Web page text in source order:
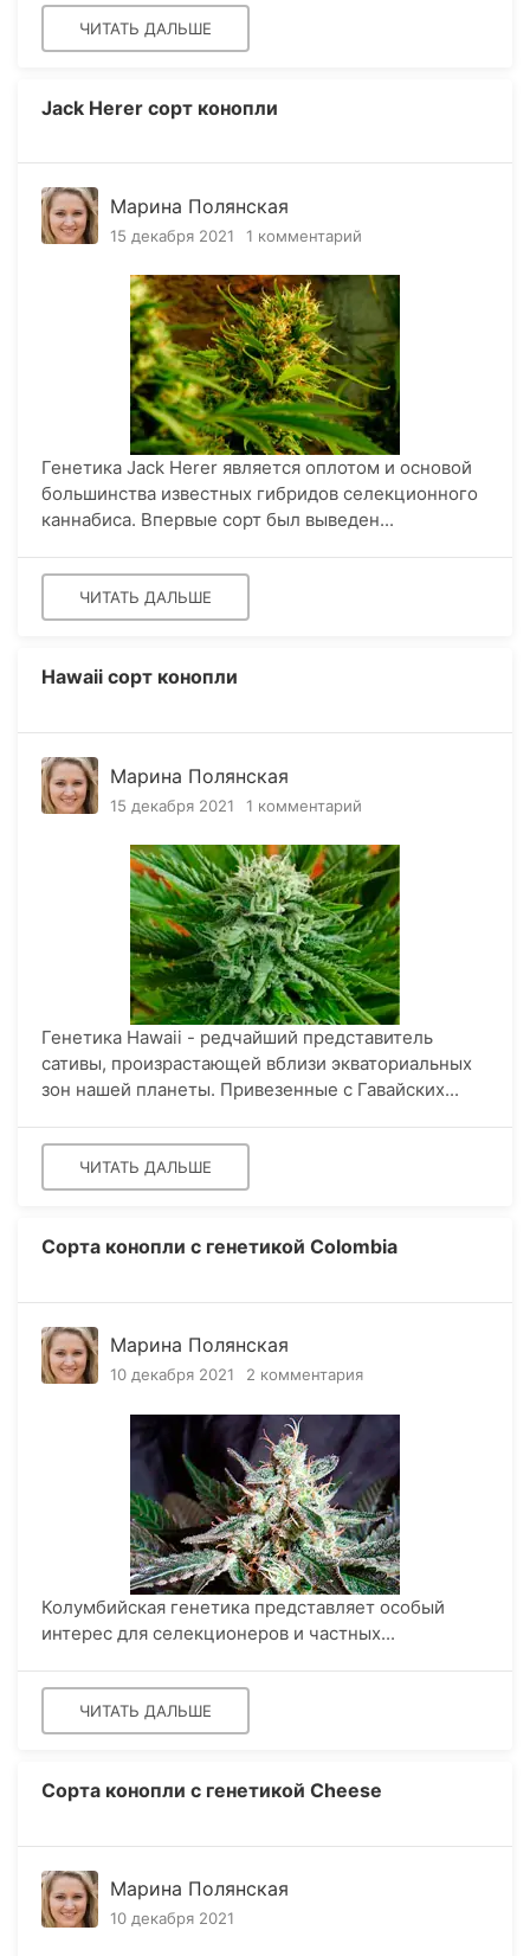
ЧИТАТЬ ДАЛЬШЕ
Jack Herer сорт конопли
Марина Полянская
15 декабря 2021 1 комментарий
Генетика Jack Herer является оплотом и основой
большинства известных гибридов селекционного
каннабиса. Впервые сорт был выведен...
ЧИТАТЬ ДАЛЬШЕ
Hawaii сорт конопли
Марина Полянская
15 декабря 2021 1 комментарий
Генетика Hawaii - редчайший представитель
сативы, произрастающей вблизи экваториальных
зон нашей планеты. Привезенные с Гавайских...
ЧИТАТЬ ДАЛЬШЕ
Сорта конопли с генетикой Colombia
Марина Полянская
10 декабря 2021 2 комментария
Колумбийская генетика представляет особый
интерес для селекционеров и частных...
ЧИТАТЬ ДАЛЬШЕ
Сорта конопли с генетикой Cheese
Марина Полянская
10 декабря 2021